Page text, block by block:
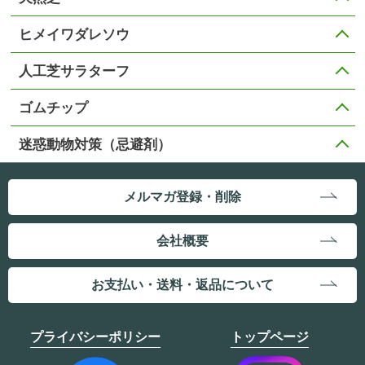
ヒメイワダレソウ
人工芝サラターフ
ゴムチップ
迷惑動物対策（忌避剤）
メルマガ登録・削除
会社概要
お支払い・送料・返品について
プライバシーポリシー トップページ